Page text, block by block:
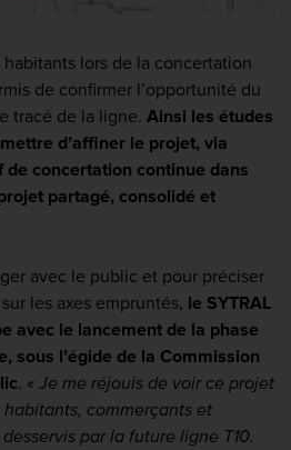
lors de la concertation
de confirmer l’opportunité du
tracé de la ligne. Ainsi les études
d’affiner le projet, via
concertation continue dans
partagé, consolidé et
avec le public et pour préciser
les axes empruntés, le SYTRAL
avec le lancement de la phase
sous l’égide de la Commission
. « Je me réjouis de voir ce projet
commerçants et
par la future ligne T10.